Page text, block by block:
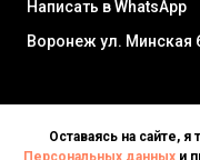
Написать в WhatsApp
Воронеж ул. Минская
Оставаясь на сайте,